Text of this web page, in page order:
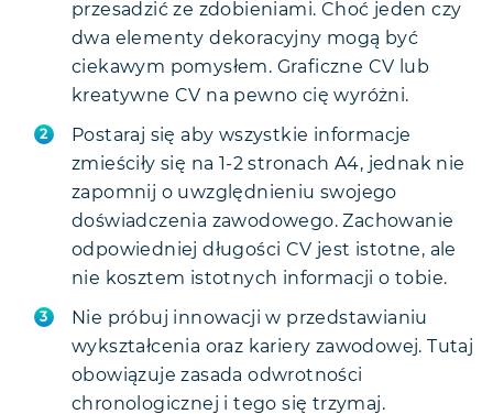
przesadzić ze zdobieniami. Choć jeden czy
dwa elementy dekoracyjny mogą być
ciekawym pomysłem. Graficzne CV lub
kreatywne CV na pewno cię wyróżni.
Postaraj się aby wszystkie informacje
zmieściły się na 1-2 stronach A4, jednak nie
zapomnij o uwzględnieniu swojego
doświadczenia zawodowego. Zachowanie
odpowiedniej długości CV jest istotne, ale
nie kosztem istotnych informacji o tobie.
Nie próbuj innowacji w przedstawianiu
wykształcenia oraz kariery zawodowej. Tutaj
obowiązuje zasada odwrotności
chronologicznej i tego się trzymaj.